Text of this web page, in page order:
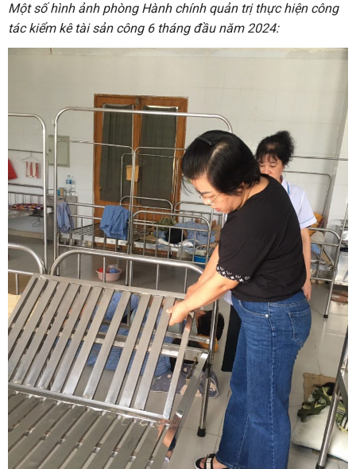
Một số hình ảnh phòng Hành chính quản trị thực hiện công
tác kiểm kê tài sản công 6 tháng đầu năm 2024: